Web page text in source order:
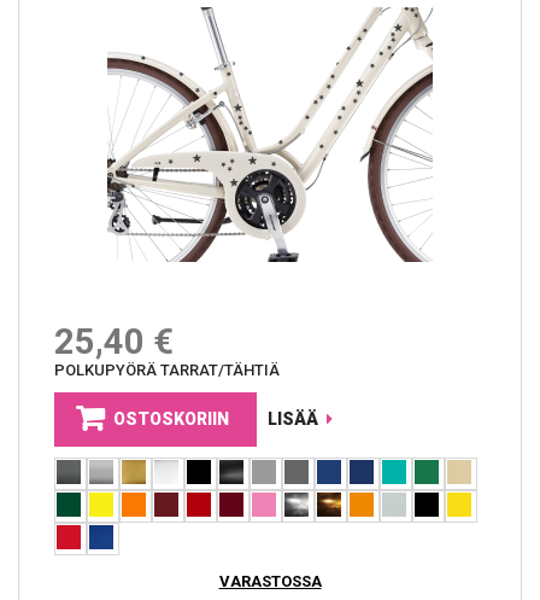
25,40 €
POLKUPYÖRÄ TARRAT/TÄHTIÄ
OSTOSKORIIN LISÄÄ
VARASTOSSA